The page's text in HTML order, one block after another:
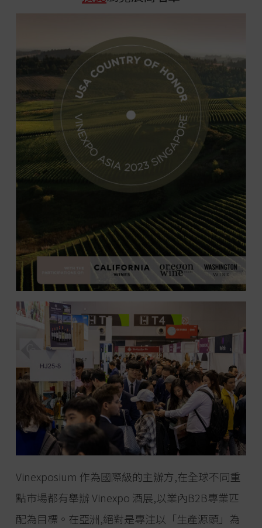
Vinexposium 作為國際級的主辦方,在全球不同重
點市場都有舉辦 Vinexpo 酒展,以業內B2B專業匹
配為目標。在亞洲,絕對是專注以「生產源頭」為